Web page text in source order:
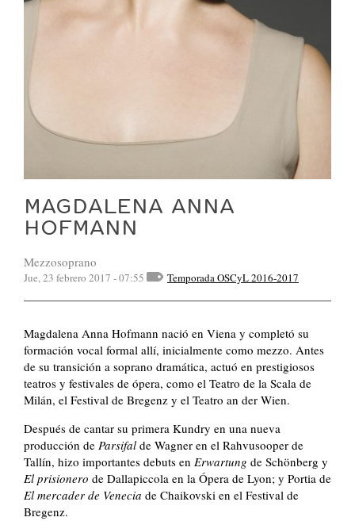
MAGDALENA ANNA
HOFMANN
Mezzosoprano
Jue, 23 febrero 2017 - 07:55 Temporada OSCyL 2016-2017
Magdalena Anna Hofmann nació en Viena y completó su
formación vocal formal allí, inicialmente como mezzo. Antes
de su transición a soprano dramática, actuó en prestigiosos
teatros y festivales de ópera, como el Teatro de la Scala de
Milán, el Festival de Bregenz y el Teatro an der Wien.
Después de cantar su primera Kundry en una nueva
producción de Parsifal de Wagner en el Rahvusooper de
Tallín, hizo importantes debuts en Erwartung de Schönberg y
El prisionero de Dallapiccola en la Ópera de Lyon; y Portia de
El mercader de Venecia de Chaikovski en el Festival de
Bregenz.